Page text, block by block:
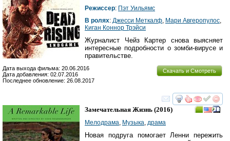
Режиссер: Пэт Уильямс
В ролях: Джесси Меткалф, Мари Авгеропулос,
Киган Коннор Трэйси
Журналист Чейз Картер снова выясняет
интересные подробности о зомби-вирусе и
правительстве.
Скачать и Смотреть
Дата выхода фильма: 20.06.2016
Дата добавления: 02.07.2016
Последнее обновление: 26.08.2017
смотреть
Замечательная Жизнь (2016)
Мелодрама Музыка драма
Новая подруга помогает Ленни пережить